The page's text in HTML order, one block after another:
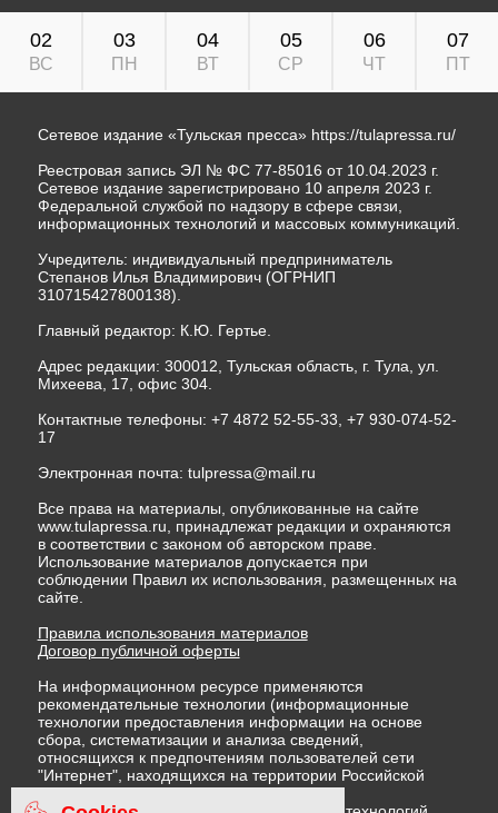
02
ВС
03
ПН
04
ВТ
05
СР
06
ЧТ
07
ПТ
Сетевое издание «Тульская пресса» https://tulapressa.ru/
Реестровая запись ЭЛ № ФС 77-85016 от 10.04.2023 г.
Сетевое издание зарегистрировано 10 апреля 2023 г.
Федеральной службой по надзору в сфере связи,
информационных технологий и массовых коммуникаций.
Учредитель: индивидуальный предприниматель
Степанов Илья Владимирович (ОГРНИП
310715427800138).
Главный редактор: К.Ю. Гертье.
Адрес редакции: 300012, Тульская область, г. Тула, ул.
Михеева, 17, офис 304.
Контактные телефоны: +7 4872 52-55-33, +7 930-074-52-
17
Электронная почта: tulpressa@mail.ru
Все права на материалы, опубликованные на сайте
www.tulapressa.ru, принадлежат редакции и охраняются
в соответствии с законом об авторском праве.
Использование материалов допускается при
соблюдении Правил их использования, размещенных на
сайте.
Правила использования материалов
Договор публичной оферты
На информационном ресурсе применяются
рекомендательные технологии (информационные
технологии предоставления информации на основе
сбора, систематизации и анализа сведений,
относящихся к предпочтениям пользователей сети
"Интернет", находящихся на территории Российской
Федерации)